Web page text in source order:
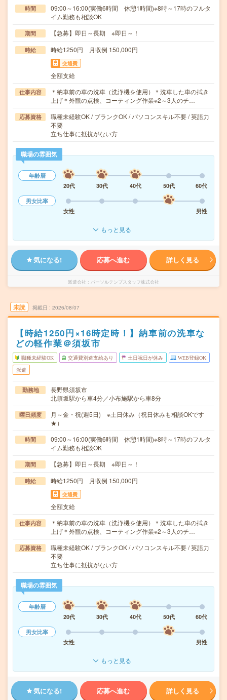
時間
09:00～16:00(実働6時間 休憩1時間)※8時～17時のフルタ
イム勤務も相談OK
期間 【急募】即日～長期 ※即日～！
時給 時給1250円 月収例 150,000円
交通費
全額支給
仕事内容
＊納車前の車の洗車（洗浄機を使用）＊洗車した車の拭き
上げ＊外観の点検、コーティング作業※2～3人のチ…
応募資格
職種未経験OK / ブランクOK / パソコンスキル不要 / 英語力
不要
立ち仕事に抵抗がない方
職場の雰囲気
年齢層
20代
30代 40代 50代
60代
男女比率
女性
男性
もっと見る
気になる! 応募へ進む 詳しく見る
派遣会社 パーソルテンプスタッフ株式会社
未読 掲載日 2026/08/07
【時給1250円×16時定時！】納車前の洗車な
どの軽作業＠須坂市
職種未経験OK 交通費別途支給あり 土日祝日が休み WEB登録OK
派遣
勤務地
長野県須坂市
北須坂駅から車4分／小布施駅から車8分
曜日頻度
月～金・祝(週5日) ※土日休み（祝日休みも相談OKです
★）
時間
09:00～16:00(実働6時間 休憩1時間)※8時～17時のフルタ
イム勤務も相談OK
期間 【急募】即日～長期 ※即日～！
時給 時給1250円 月収例 150,000円
交通費
全額支給
仕事内容
＊納車前の車の洗車（洗浄機を使用）＊洗車した車の拭き
上げ＊外観の点検、コーティング作業※2～3人のチ…
応募資格
職種未経験OK / ブランクOK / パソコンスキル不要 / 英語力
不要
立ち仕事に抵抗がない方
職場の雰囲気
年齢層
20代
30代 40代 50代
60代
男女比率
女性
男性
もっと見る
気になる! 応募へ進む 詳しく見る